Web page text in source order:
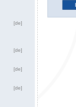
[de]
[de]
[de]
[de]